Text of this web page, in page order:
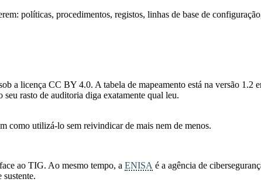
políticas, procedimentos, registos, linhas de base de
a licença CC BY 4.0. A tabela de mapeamento está na versão 1.2
seu rasto de auditoria diga exatamente qual leu.
como utilizá-lo sem reivindicar de mais nem de menos.
ao TIG. Ao mesmo tempo, a ENISA é a agência de
sustente.